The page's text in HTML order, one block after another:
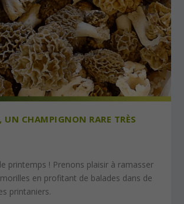
UN CHAMPIGNON RARE TRÈS
printemps ! Prenons plaisir à ramasser
en profitant de balades dans de
printaniers.